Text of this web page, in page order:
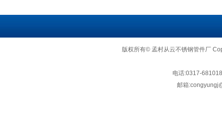
版权所有© 孟村从云不锈钢管件厂
电话:0317-
邮箱: